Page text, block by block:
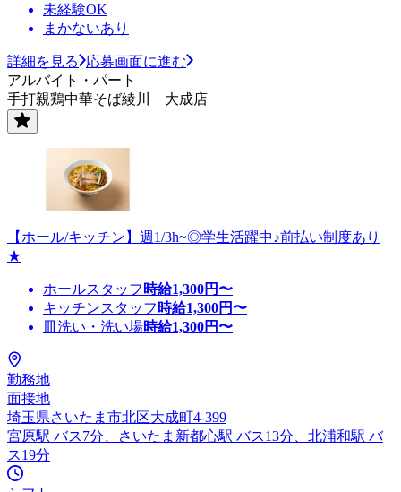
未経験OK
まかないあり
詳細を見る
応募画面に進む
アルバイト・パート
手打親鶏中華そば綾川 大成店
【ホール/キッチン】週1/3h~◎学生活躍中♪前払い制度あり
★
ホールスタッフ 時給1,300円〜
キッチンスタッフ 時給1,300円〜
皿洗い・洗い場時給1,300円〜
勤務地
面接地
埼玉県さいたま市北区大成町4-399
宮原駅 バス7分、さいたま新都心駅 バス13分、北浦和駅 バ
ス19分